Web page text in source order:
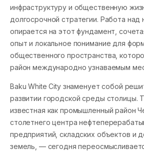
инфраструктуру и общественную
долгосрочной стратегии. Работа
опирается на этот фундамент,
опыт и локальное понимание для
общественного пространства,
район международно узнаваемым
Baku White City знаменует собой
развитии городской среды столицы.
известная как промышленный район
столетнего центра
предприятий, складских объектов и
земель, — сегодня